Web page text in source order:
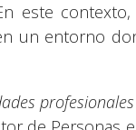
este
un entorno